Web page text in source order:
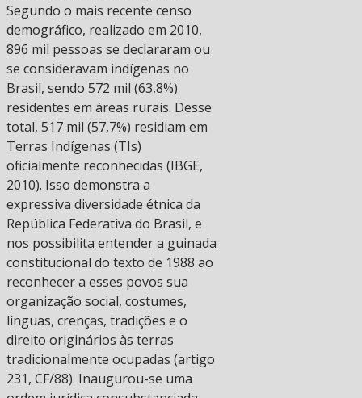
Segundo o mais recente censo
demográfico, realizado em 2010,
896 mil pessoas se declararam ou
se consideravam indígenas no
Brasil, sendo 572 mil (63,8%)
residentes em áreas rurais. Desse
total, 517 mil (57,7%) residiam em
Terras Indígenas (TIs)
oficialmente reconhecidas (IBGE,
2010). Isso demonstra a
expressiva diversidade étnica da
República Federativa do Brasil, e
nos possibilita entender a guinada
constitucional do texto de 1988 ao
reconhecer a esses povos sua
organização social, costumes,
línguas, crenças, tradições e o
direito originários às terras
tradicionalmente ocupadas (artigo
231, CF/88). Inaugurou-se uma